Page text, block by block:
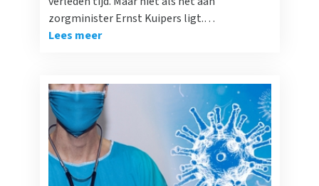
zorgminister Ernst Kuipers ligt.…
Lees meer